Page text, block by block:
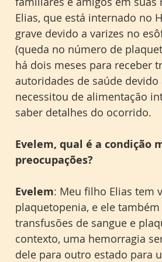
Elias, que está internado no
grave devido a varizes no
(queda no número de
há dois meses para receber
autoridades de saúde
necessitou de alimentação
saber detalhes do ocorrido.
Evelem, qual é a condição
preocupações?
Evelem: Meu filho Elias tem
plaquetopenia, e ele
transfusões de sangue e
contexto, uma hemorragia
dele para outro estado para